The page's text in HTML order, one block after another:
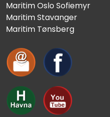
Maritim Oslo Sofiemyr
Maritim Stavanger
Maritim Tønsberg